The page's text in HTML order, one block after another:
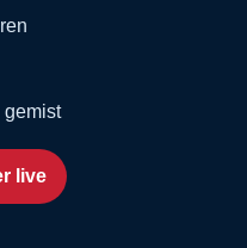
gemist
live